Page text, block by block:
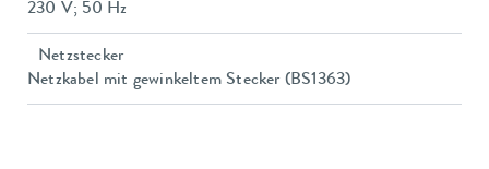
230 V; 50 Hz
Netzstecker
Netzkabel mit gewinkeltem Stecker (BS1363)